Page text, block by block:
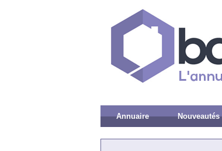
Annuaire Nouveautés